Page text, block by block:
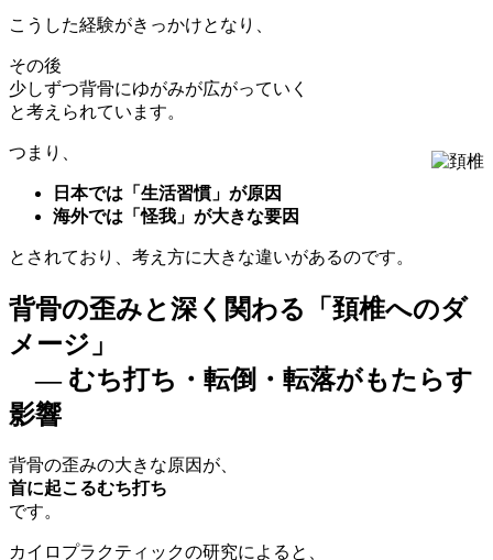
こうした経験がきっかけとなり、
その後
少しずつ背骨にゆがみが広がっていく
と考えられています。
つまり、
日本では「生活習慣」が原因
海外では「怪我」が大きな要因
とされており、考え方に大きな違いがあるのです。
背骨の歪みと深く関わる「頚椎へのダ
メージ」
― むち打ち・転倒・転落がもたらす
影響
背骨の歪みの大きな原因が、
首に起こるむち打ち
です。
カイロプラクティックの研究によると、